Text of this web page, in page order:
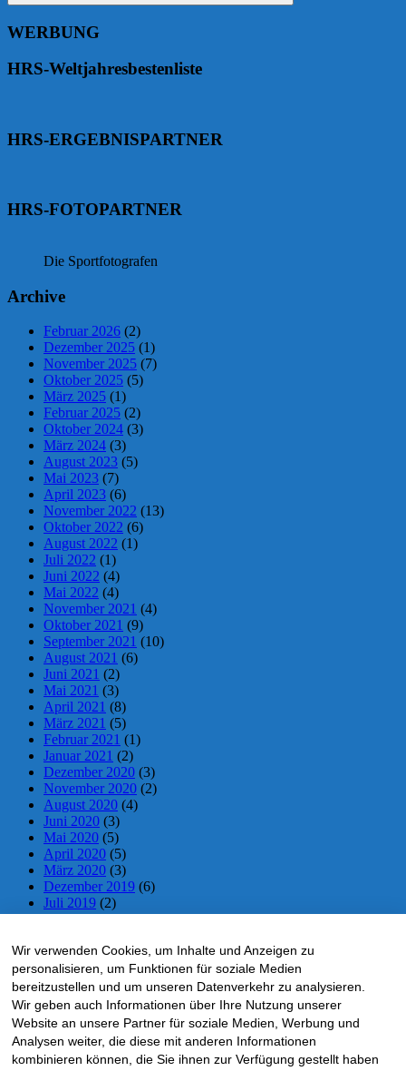
Suchen
WERBUNG
HRS-Weltjahresbestenliste
HRS-ERGEBNISPARTNER
HRS-FOTOPARTNER
Die Sportfotografen
Archive
Februar 2026 (2)
Dezember 2025 (1)
November 2025 (7)
Oktober 2025 (5)
März 2025 (1)
Februar 2025 (2)
Oktober 2024 (3)
März 2024 (3)
August 2023 (5)
Mai 2023 (7)
April 2023 (6)
November 2022 (13)
Oktober 2022 (6)
August 2022 (1)
Juli 2022 (1)
Juni 2022 (4)
Mai 2022 (4)
November 2021 (4)
Oktober 2021 (9)
September 2021 (10)
August 2021 (6)
Juni 2021 (2)
Mai 2021 (3)
April 2021 (8)
März 2021 (5)
Februar 2021 (1)
Januar 2021 (2)
Dezember 2020 (3)
November 2020 (2)
August 2020 (4)
Juni 2020 (3)
Mai 2020 (5)
April 2020 (5)
März 2020 (3)
Dezember 2019 (6)
Juli 2019 (2)
Juni 2019(2)
April 2019(5)
März 2019 (1)
November 2018(10)
Oktober 2018(5)
September 2018
(1)
Mai 2018
(4)
April 2018 (4)
März 2018(1)
Wir verwenden Cookies, um Inhalte und Anzeigen zu
personalisieren, um Funktionen für soziale Medien
bereitzustellen und um unseren Datenverkehr zu analysieren.
Wir geben auch Informationen über Ihre Nutzung unserer
Website an unsere Partner für soziale Medien, Werbung und
Analysen weiter, die diese mit anderen Informationen
kombinieren können, die Sie ihnen zur Verfügung gestellt haben